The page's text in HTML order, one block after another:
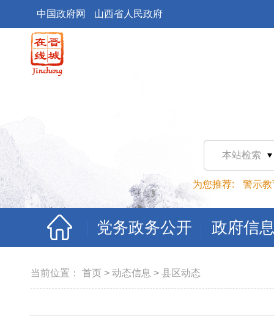
中国政府网 山西省人民政府
本站检索
为您推荐: 警示教
党务政务公开 政府信
当前位置： 首页 > 动态信息 > 县区动态